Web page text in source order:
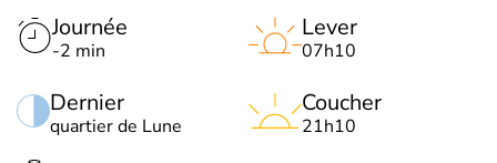
Journée
-2 min
Dernier
quartier de Lune
Lever
07h10
Coucher
21h10